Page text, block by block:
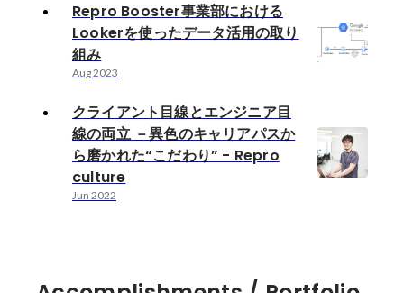
Repro Booster事業部における
Lookerを使ったデータ活用の取り
組み
Aug 2023
クライアント目線とエンジニア目
線の両立 －異色のキャリアパスか
ら磨かれた“こだわり” - Repro
culture
Jun 2022